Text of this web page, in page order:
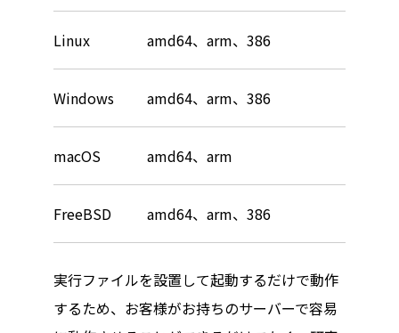
Linux amd64、arm、386
Windows amd64、arm、386
macOS amd64、arm
FreeBSD amd64、arm、386
実行ファイルを設置して起動するだけで動作
するため、お客様がお持ちのサーバーで容易